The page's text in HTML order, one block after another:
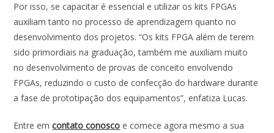
Por isso, se capacitar é essencial e utilizar os kits FPGAs
auxiliam tanto no processo de aprendizagem quanto no
desenvolvimento dos projetos. “Os kits FPGA além de terem
sido primordiais na graduação, também me auxiliam muito
no desenvolvimento de provas de conceito envolvendo
FPGAs, reduzindo o custo de confecção do hardware durante
a fase de prototipação dos equipamentos”, enfatiza Lucas.
Entre emcontato conosco e comece agora mesmo a sua